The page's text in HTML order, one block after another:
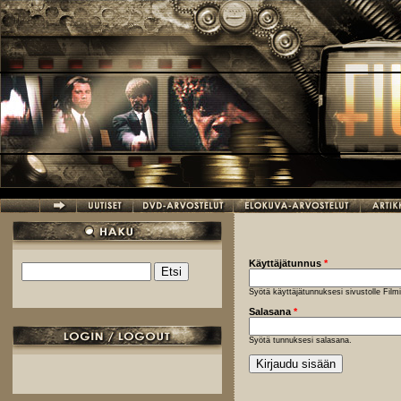
Hyppää pääsisältöön
Hakulomake
Käyttäjätunnus *
Syötä käyttäjätunnuksesi sivustolle
Salasana *
Syötä tunnuksesi salasana.